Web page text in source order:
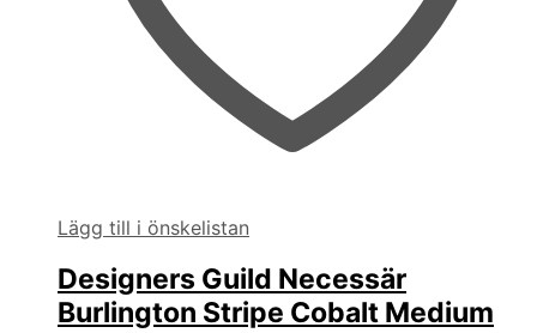
Lägg till i önskelistan
Designers Guild Necessär
Burlington Stripe Cobalt Medium